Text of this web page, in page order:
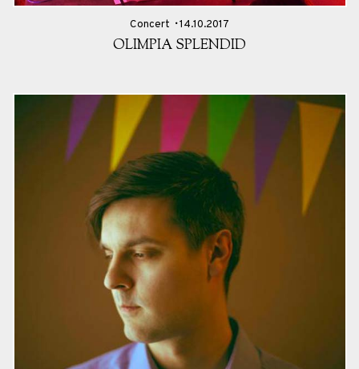
Concert 14.10.2017
OLIMPIA SPLENDID